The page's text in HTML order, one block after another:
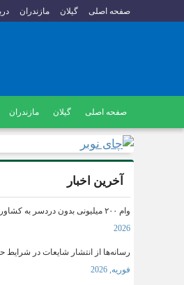
صفحه اصلی گیلان مازندران
صفحه اصلی گیلان مازندران
آخرین اخبار
وام ۲۰۰ میلیونی بدون دردسر به کشاورزان گیلانی
2026
رسانه‌ها از انتشار شایعات در شرایط
فوریه, 2026